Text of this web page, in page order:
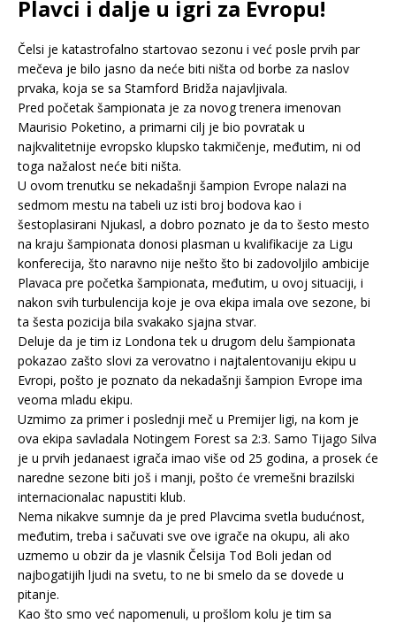
Plavci i dalje u igri za Evropu!
Čelsi je katastrofalno startovao sezonu i već posle prvih par
mečeva je bilo jasno da neće biti ništa od borbe za naslov
prvaka, koja se sa Stamford Bridža najavljivala.
Pred početak šampionata je za novog trenera imenovan
Maurisio Poketino, a primarni cilj je bio povratak u
najkvalitetnije evropsko klupsko takmičenje, međutim, ni od
toga nažalost neće biti ništa.
U ovom trenutku se nekadašnji šampion Evrope nalazi na
sedmom mestu na tabeli uz isti broj bodova kao i
šestoplasirani Njukasl, a dobro poznato je da to šesto mesto
na kraju šampionata donosi plasman u kvalifikacije za Ligu
konferecija, što naravno nije nešto što bi zadovoljilo ambicije
Plavaca pre početka šampionata, međutim, u ovoj situaciji, i
nakon svih turbulencija koje je ova ekipa imala ove sezone, bi
ta šesta pozicija bila svakako sjajna stvar.
Deluje da je tim iz Londona tek u drugom delu šampionata
pokazao zašto slovi za verovatno i najtalentovaniju ekipu u
Evropi, pošto je poznato da nekadašnji šampion Evrope ima
veoma mladu ekipu.
Uzmimo za primer i poslednji meč u Premijer ligi, na kom je
ova ekipa savladala Notingem Forest sa 2:3. Samo Tijago Silva
je u prvih jedanaest igrača imao više od 25 godina, a prosek će
naredne sezone biti još i manji, pošto će vremešni brazilski
internacionalac napustiti klub.
Nema nikakve sumnje da je pred Plavcima svetla budućnost,
međutim, treba i sačuvati sve ove igrače na okupu, ali ako
uzmemo u obzir da je vlasnik Čelsija Tod Boli jedan od
najbogatijih ljudi na svetu, to ne bi smelo da se dovede u
pitanje.
Kao što smo već napomenuli, u prošlom kolu je tim sa